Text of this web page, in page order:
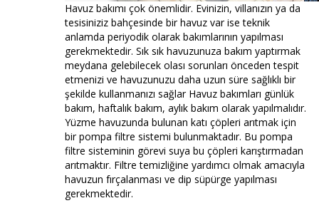
Havuz bakımı çok önemlidir. Evinizin, villanızın ya da
tesisiniziz bahçesinde bir havuz var ise teknik
anlamda periyodik olarak bakımlarının yapılması
gerekmektedir. Sık sık havuzunuza bakım yaptırmak
meydana gelebilecek olası sorunları önceden tespit
etmenizi ve havuzunuzu daha uzun süre sağlıklı bir
şekilde kullanmanızı sağlar Havuz bakımları günlük
bakım, haftalık bakım, aylık bakım olarak yapılmalıdır.
Yüzme havuzunda bulunan katı çöpleri arıtmak için
bir pompa filtre sistemi bulunmaktadır. Bu pompa
filtre sisteminin görevi suya bu çöpleri karıştırmadan
arıtmaktır. Filtre temizliğine yardımcı olmak amacıyla
havuzun fırçalanması ve dip süpürge yapılması
gerekmektedir.